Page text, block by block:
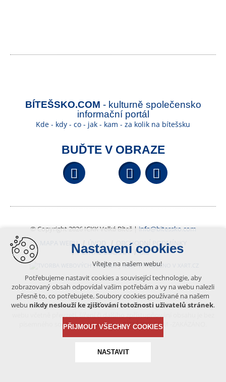
BÍTEŠSKO.COM - kulturně společensko
informační portál
Kde - kdy - co - jak - kam - za kolik na bítešsku
BUĎTE V OBRAZE
Facebook YouTube
© Copyright 2026 ICKK Velká Bíteš | info@bitessko.com
MAPA WEBU
ÚVOD
OBCHODNÍ PODMÍNKY
PORTÁL OBČANA
GIS
VYTVOŘENO V XART.CZ
Obsah tohoto portálu je chráněn autorským právem, které
vykonává vydavatel. Jakékoliv užití článků a fotografií z této podoby
písemného souhlasu vydavatele – BÍTEŠSKO.COM -ZAKÁZÁNO.
Nastavení cookies
Vítejte na našem webu!
Potřebujeme nastavit cookies a související technologie, aby
zobrazovaný obsah odpovídal vašim potřebám a vy na webu nalezli
přesně to, co potřebujete. Soubory cookies používané na našem
webu nikdy neslouží ke zjišťování totožnosti uživatelů stránek.
PŘIJMOUT VŠECHNY COOKIES
NASTAVIT